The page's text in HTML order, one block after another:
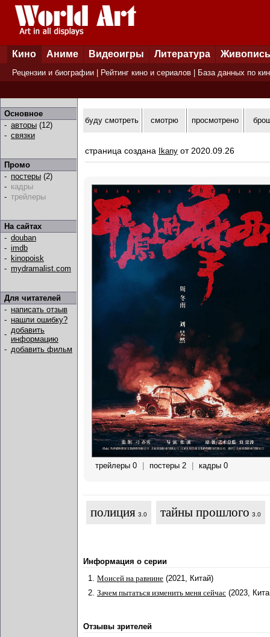
Кино Аниме Видеоигры Литература Живопись
Рецензии и биографии Рейтинг кино и сериалов База данных по
Основное
- авторы (12)
- связки
Промо
- постеры (2)
- кадры
- трейлеры
На сайтах
- douban
- imdb
- kinopoisk
- mydramalist.com
Для читателей
- написать отзыв
- нашли ошибку?
- добавить
информацию
- добавить фильм
буду смотреть смотрю просмотрено
страница создана Ikany от 2020.09.26
трейлеры 0 постеры 2 кадры 0
полиция 3.0 тайны прошлого 3.0
Информация о серии
1. Моисей на равнине (2021, Китай)
2. Зачем пытаться изменить меня сейчас (2023,
Отзывы зрителей